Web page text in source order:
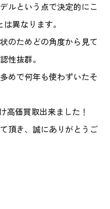
ルという点で決定的にこ
異なります。
のためどの角度から見て
性抜群。
めで何年も使わずいたそ
高価買取出来ました！
頂き、誠にありがとうご